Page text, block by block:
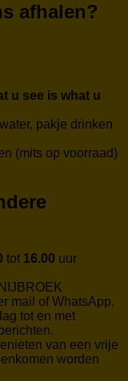
afhalen?
u see is what u
pakje drinken
(mits op voorraad)
tot 16.00 uur
mail of WhatsApp,
tot en met
van een vrije
worden